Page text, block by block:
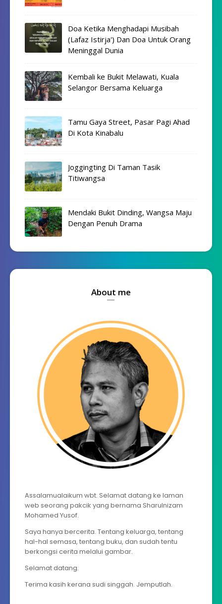
Doa Ketika Menghadapi Musibah
(Lafaz Istirja') Dan Doa Untuk Orang
Meninggal Dunia
Kembali ke Bukit Melawati, Kuala
Selangor Bersama Keluarga
Tamu Gaya Street, Pasar Pagi Ahad
Di Kota Kinabalu
Joggingting Di Taman Tasik
Titiwangsa
Mendaki Bukit Dinding, Wangsa Maju
Dengan Penuh Drama
About me
Assalamualaikum wbt. Selamat datang ke laman
web seorang pakcik yang bernama Sharulnizam
Mohamed Yusof.
Saya hanya bercerita. Tentang keluarga, tentang
hal-hal semasa, tentang buku, dan sudah tentu
berkongsi cerita melalui gambar.
Selamat datang.
Terima kasih kerana sudi singgah. Jemputlah.